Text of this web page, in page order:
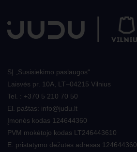
SĮ „Susisiekimo paslaugos“
Laisvės pr. 10A, LT–04215 Vilnius
Tel. : +370 5 210 70 50
El. paštas: info@judu.lt
Įmonės kodas 124644360
PVM mokėtojo kodas LT246443610
E. pristatymo dėžutės adresas 124644360